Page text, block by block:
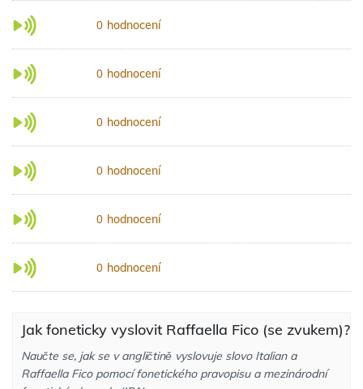
0 hodnocení
0 hodnocení
0 hodnocení
0 hodnocení
0 hodnocení
0 hodnocení
Jak foneticky vyslovit Raffaella Fico (se zvukem)?
Naučte se, jak se v angličtině vyslovuje slovo Italian a
Raffaella Fico pomocí fonetického pravopisu a mezinárodní